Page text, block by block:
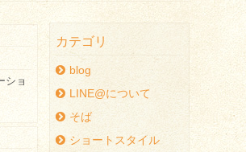
ショ
カテゴリ
blog
LINE@について
そば
ショートスタイル